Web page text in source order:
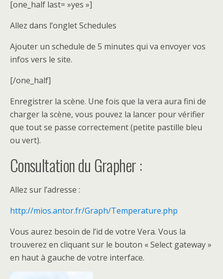
[one_half last= »yes »]
Allez dans l’onglet Schedules
Ajouter un schedule de 5 minutes qui va envoyer vos
infos vers le site.
[/one_half]
Enregistrer la scène. Une fois que la vera aura fini de
charger la scène, vous pouvez la lancer pour vérifier
que tout se passe correctement (petite pastille bleu
ou vert).
Consultation du Grapher :
Allez sur l’adresse :
http://mios.antor.fr/Graph/Temperature.php
Vous aurez besoin de l’id de votre Vera. Vous la
trouverez en cliquant sur le bouton « Select gateway »
en haut à gauche de votre interface.